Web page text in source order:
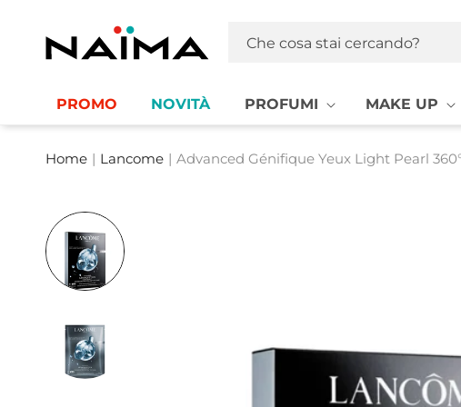
ai contenuti
Che cosa stai cercando?
PROMO NOVITÀ PROFUMI MAKE UP
Home | Lancome | Advanced Génifique Yeux Light Pearl